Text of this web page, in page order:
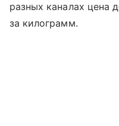
разных каналах цена
за килограмм.